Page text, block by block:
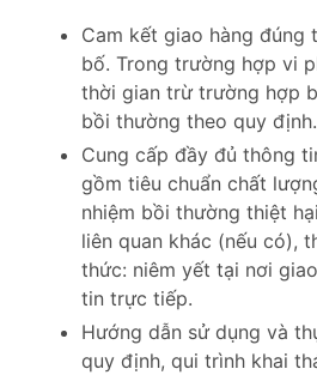
Cam kết giao hàng đúng
bố. Trong trường hợp vi
thời gian trừ trường hợp
bồi thường theo quy định.
Cung cấp đầy đủ thông
gồm tiêu chuẩn chất
nhiệm bồi thường thiệt
liên quan khác (nếu có),
thức: niêm yết tại nơi
tin trực tiếp.
Hướng dẫn sử dụng và
quy định, qui trình khai